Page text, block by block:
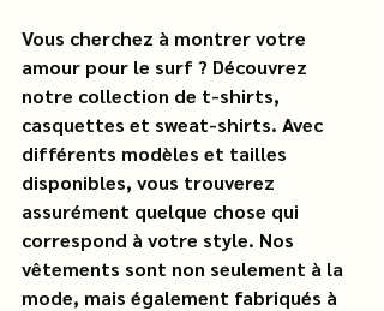
Vous cherchez à montrer votre
amour pour le surf ? Découvrez
notre collection de t-shirts,
casquettes et sweat-shirts. Avec
différents modèles et tailles
disponibles, vous trouverez
assurément quelque chose qui
correspond à votre style. Nos
vêtements sont non seulement à la
mode, mais également fabriqués à